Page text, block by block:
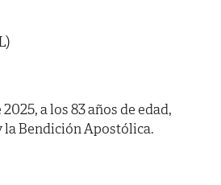
a los 83 años de edad,
la Bendición Apostólica.